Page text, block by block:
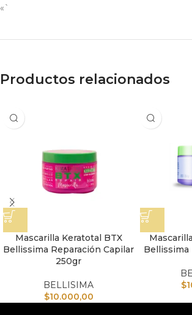
«`
Productos relacionados
Mascarilla Keratotal BTX
Bellissima Reparación Capilar
250gr
BELLISIMA
$10.000,00
Bellissima
$